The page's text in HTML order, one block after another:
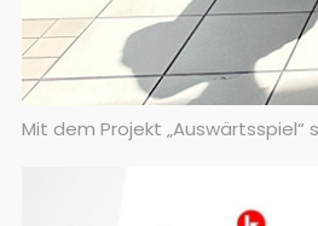
Mit dem Projekt